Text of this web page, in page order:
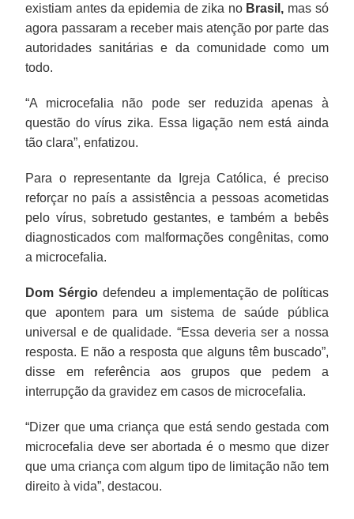
existiam antes da epidemia de zika no Brasil, mas só
agora passaram a receber mais atenção por parte das
autoridades sanitárias e da comunidade como um
todo.
“A microcefalia não pode ser reduzida apenas à
questão do vírus zika. Essa ligação nem está ainda
tão clara”, enfatizou.
Para o representante da Igreja Católica, é preciso
reforçar no país a assistência a pessoas acometidas
pelo vírus, sobretudo gestantes, e também a bebês
diagnosticados com malformações congênitas, como
a microcefalia.
Dom Sérgio defendeu a implementação de políticas
que apontem para um sistema de saúde pública
universal e de qualidade. “Essa deveria ser a nossa
resposta. E não a resposta que alguns têm buscado”,
disse em referência aos grupos que pedem a
interrupção da gravidez em casos de microcefalia.
“Dizer que uma criança que está sendo gestada com
microcefalia deve ser abortada é o mesmo que dizer
que uma criança com algum tipo de limitação não tem
direito à vida”, destacou.